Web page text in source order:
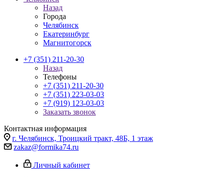
Назад
Города
Челябинск
Екатеринбург
Магнитогорск
+7 (351) 211-20-30
Назад
Телефоны
+7 (351) 211-20-30
+7 (351) 223-03-03
+7 (919) 123-03-03
Заказать звонок
Контактная информация
г. Челябинск, Троицкий тракт, 48Б, 1 этаж
zakaz@formika74.ru
Личный кабинет